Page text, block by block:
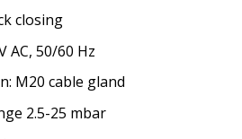
closing
AC, 50/60 Hz
M20 cable gland
2.5-25 mbar